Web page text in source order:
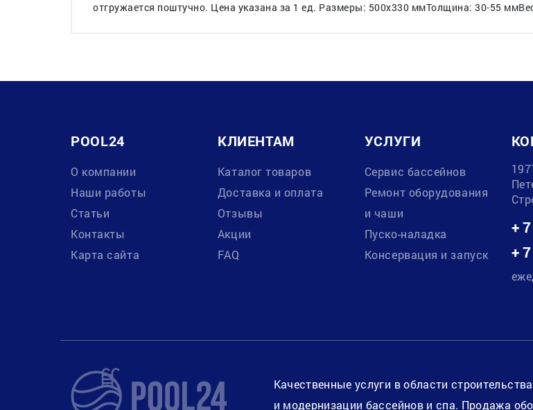
отгружается поштучно. Цена указана за 1 ед. Размеры: 500х330 ммТолщина: 30-55
POOL24
О компании
Наши работы
Статьи
Контакты
Карта сайта
КЛИЕНТАМ
Каталог товаров
Доставка и оплата
Отзывы
Акции
FAQ
УСЛУГИ
Сервис бассейнов
Ремонт оборудования
и чаши
Пуско-наладка
Консервация и запуск
+
+
Качественные услуги в области
и модернизации бассейнов и спа. Продажа